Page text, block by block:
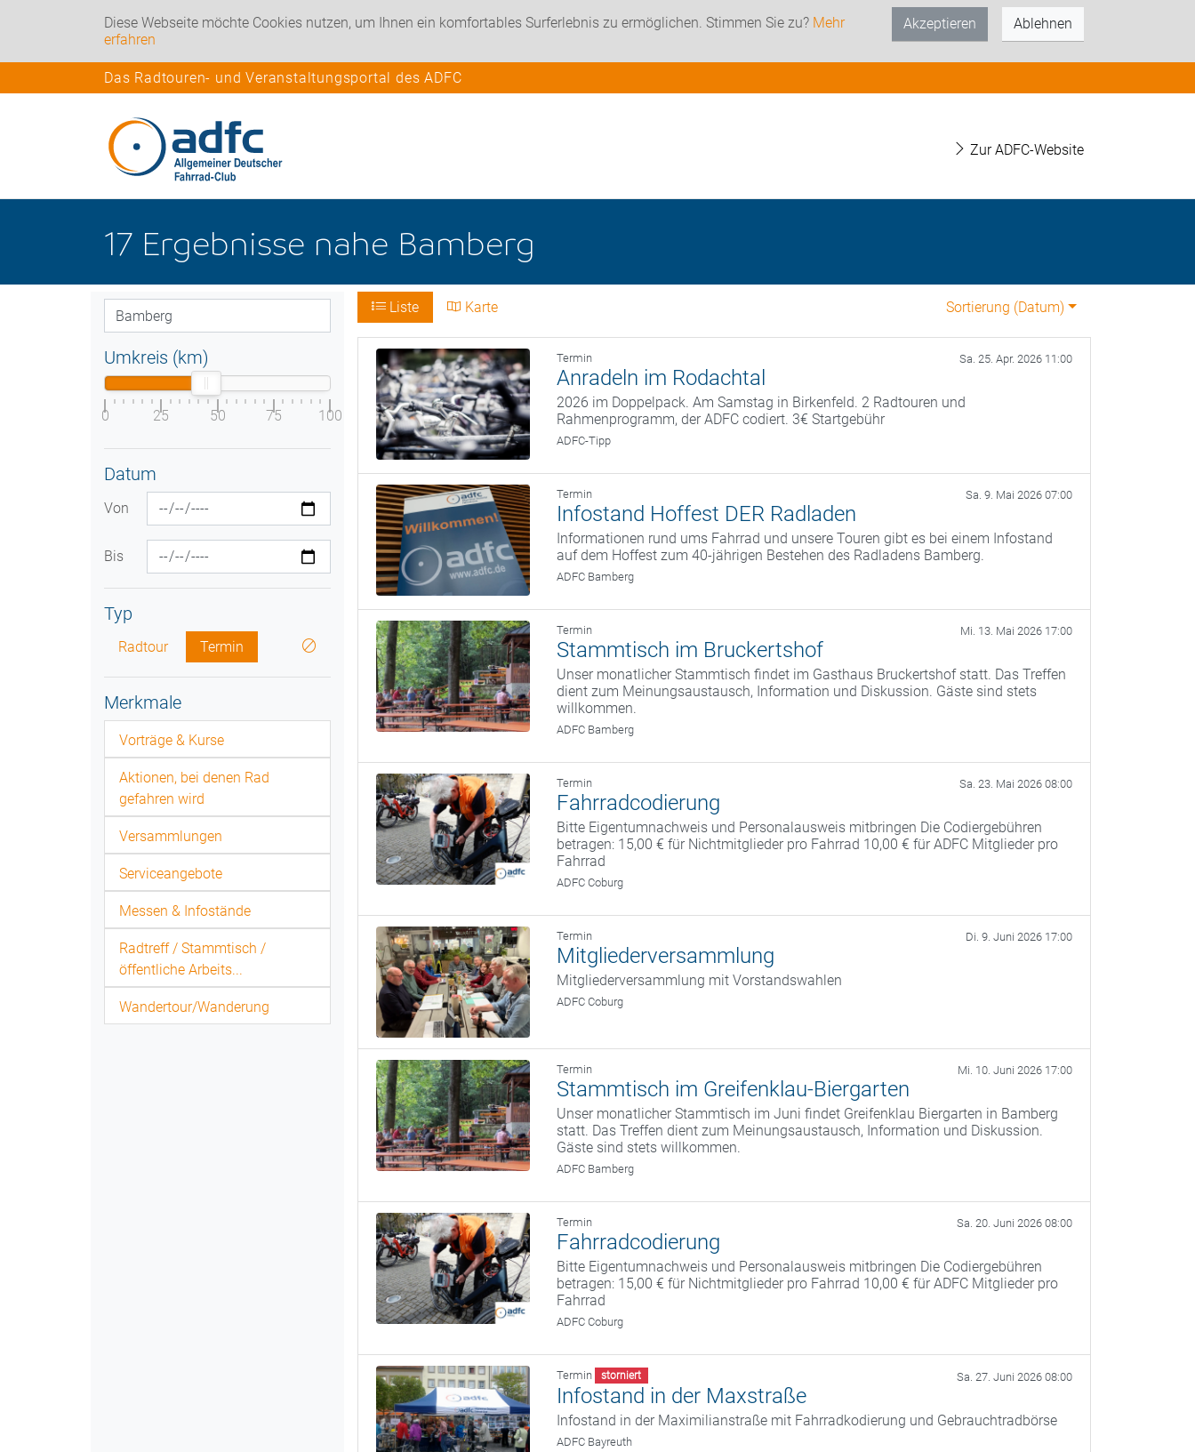
Diese Webseite möchte Cookies nutzen, um Ihnen ein komfortables Surferlebnis zu ermöglichen. Stimmen Sie zu? Mehr
erfahren
Akzeptieren Ablehnen
Das Radtouren- und Veranstaltungsportal des ADFC
Zur ADFC-Website
17 Ergebnisse nahe Bamberg
Umkreis (km)
0 25 50 75 100
Datum
Von
Bis
Typ
Radtour Termin
Merkmale
Vorträge & Kurse
Aktionen, bei denen Rad
gefahren wird
Versammlungen
Serviceangebote
Messen & Infostände
Radtreff / Stammtisch /
öffentliche Arbeits...
Wandertour/Wanderung
Liste Karte Sortierung (Datum)
Termin Sa. 25. Apr. 2026 11:00
Anradeln im Rodachtal
2026 im Doppelpack. Am Samstag in Birkenfeld. 2 Radtouren und
Rahmenprogramm, der ADFC codiert. 3€ Startgebühr
ADFC-Tipp
Termin Sa. 9. Mai 2026 07:00
Infostand Hoffest DER Radladen
Informationen rund ums Fahrrad und unsere Touren gibt es bei einem Infostand
auf dem Hoffest zum 40-jährigen Bestehen des Radladens Bamberg.
ADFC Bamberg
Termin Mi. 13. Mai 2026 17:00
Stammtisch im Bruckertshof
Unser monatlicher Stammtisch findet im Gasthaus Bruckertshof statt. Das Treffen
dient zum Meinungsaustausch, Information und Diskussion. Gäste sind stets
willkommen.
ADFC Bamberg
Termin Sa. 23. Mai 2026 08:00
Fahrradcodierung
Bitte Eigentumnachweis und Personalausweis mitbringen Die Codiergebühren
betragen: 15,00 € für Nichtmitglieder pro Fahrrad 10,00 € für ADFC Mitglieder pro
Fahrrad
ADFC Coburg
Termin Di. 9. Juni 2026 17:00
Mitgliederversammlung
Mitgliederversammlung mit Vorstandswahlen
ADFC Coburg
Termin Mi. 10. Juni 2026 17:00
Stammtisch im Greifenklau-Biergarten
Unser monatlicher Stammtisch im Juni findet Greifenklau Biergarten in Bamberg
statt. Das Treffen dient zum Meinungsaustausch, Information und Diskussion.
Gäste sind stets willkommen.
ADFC Bamberg
Termin Sa. 20. Juni 2026 08:00
Fahrradcodierung
Bitte Eigentumnachweis und Personalausweis mitbringen Die Codiergebühren
betragen: 15,00 € für Nichtmitglieder pro Fahrrad 10,00 € für ADFC Mitglieder pro
Fahrrad
ADFC Coburg
Termin storniert Sa. 27. Juni 2026 08:00
Infostand in der Maxstraße
Infostand in der Maximilianstraße mit Fahrradkodierung und Gebrauchtradbörse
ADFC Bayreuth